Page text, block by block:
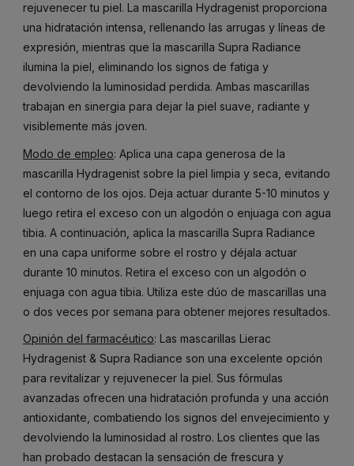
rejuvenecer tu piel. La mascarilla Hydragenist proporciona
una hidratación intensa, rellenando las arrugas y líneas de
expresión, mientras que la mascarilla Supra Radiance
ilumina la piel, eliminando los signos de fatiga y
devolviendo la luminosidad perdida. Ambas mascarillas
trabajan en sinergia para dejar la piel suave, radiante y
visiblemente más joven.
Modo de empleo: Aplica una capa generosa de la
mascarilla Hydragenist sobre la piel limpia y seca, evitando
el contorno de los ojos. Deja actuar durante 5-10 minutos y
luego retira el exceso con un algodón o enjuaga con agua
tibia. A continuación, aplica la mascarilla Supra Radiance
en una capa uniforme sobre el rostro y déjala actuar
durante 10 minutos. Retira el exceso con un algodón o
enjuaga con agua tibia. Utiliza este dúo de mascarillas una
o dos veces por semana para obtener mejores resultados.
Opinión del farmacéutico: Las mascarillas Lierac
Hydragenist & Supra Radiance son una excelente opción
para revitalizar y rejuvenecer la piel. Sus fórmulas
avanzadas ofrecen una hidratación profunda y una acción
antioxidante, combatiendo los signos del envejecimiento y
devolviendo la luminosidad al rostro. Los clientes que las
han probado destacan la sensación de frescura y